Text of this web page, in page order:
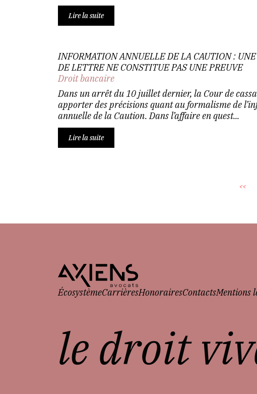
Lire la suite
INFORMATION ANNUELLE DE LA CAUTION :
DE LETTRE NE CONSTITUE PAS UNE PREUVE
Droit bancaire
Dans un arrêt du 10 juillet dernier, la Cour de
apporter des précisions quant au formalisme de
annuelle de la Caution. Dans l’affaire en quest...
Lire la suite
<<
ÉcosystèmeCarrièresHonorairesContactsMentions
le droit